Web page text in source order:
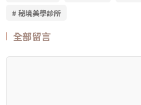
# 秘境美學診所
全部留言